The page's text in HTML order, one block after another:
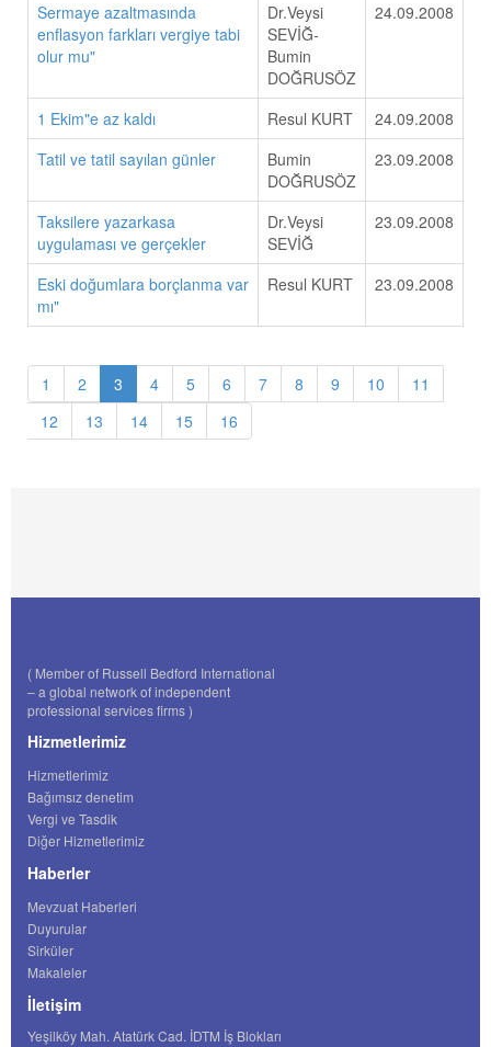
Sermaye azaltmasında
enflasyon farkları vergiye tabi
olur mu"
Dr.Veysi
SEVİĞ-
Bumin
DOĞRUSÖZ
24.09.2008
1 Ekim"e az kaldı Resul KURT
24.09.2008
Tatil ve tatil sayılan günler
Bumin
DOĞRUSÖZ
23.09.2008
Taksilere yazarkasa
uygulaması ve gerçekler
Dr.Veysi
SEVİĞ
23.09.2008
Eski doğumlara borçlanma var
mı"
Resul KURT 23.09.2008
1 2 3 4 5 6 7 8 9 10
11
12
13 14 15 16
( Member of Russell Bedford International
– a global network of independent
professional services firms )
Hizmetlerimiz
Hizmetlerimiz
Bağımsız denetim
Vergi ve Tasdik
Diğer Hizmetlerimiz
Haberler
Mevzuat Haberleri
Duyurular
Sirküler
Makaleler
İletişim
Yeşilköy Mah. Atatürk Cad. İDTM İş Blokları